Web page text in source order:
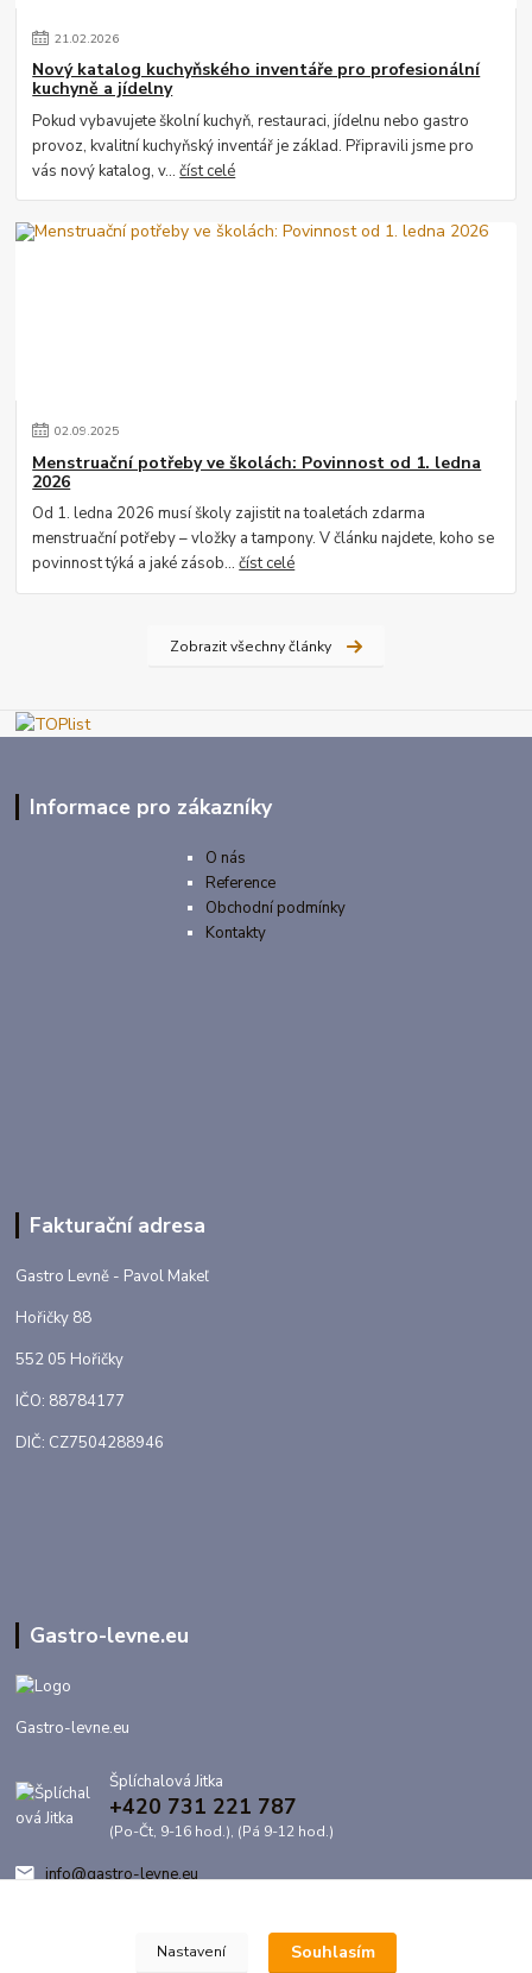
21.02.2026
Nový katalog kuchyňského inventáře pro profesionální
kuchyně a jídelny
Pokud vybavujete školní kuchyň, restauraci, jídelnu nebo gastro
provoz, kvalitní kuchyňský inventář je základ. Připravili jsme pro
vás nový katalog, v...číst celé
02.09.2025
Menstruační potřeby ve školách: Povinnost od 1. ledna
2026
Od 1. ledna 2026 musí školy zajistit na toaletách zdarma
menstruační potřeby – vložky a tampony. V článku najdete, koho se
povinnost týká a jaké zásob...číst celé
Zobrazit všechny články
Informace pro zákazníky
O nás
Reference
Obchodní podmínky
Kontakty
Fakturační adresa
Gastro Levně - Pavol Makeľ
Hořičky 88
552 05 Hořičky
IČO: 88784177
DIČ: CZ7504288946
Gastro-levne.eu
Gastro-levne.eu
Šplíchalová Jitka
+420 731 221 787
(Po-Čt, 9-16 hod.), (Pá 9-12 hod.)
info@gastro-levne.eu
Nastavení Souhlasím